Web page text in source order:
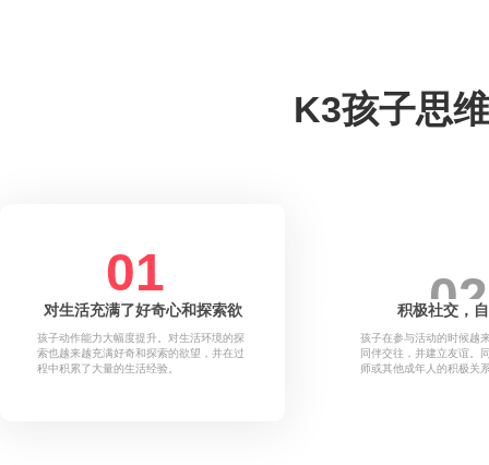
K3孩子思
01
对生活充满了好奇心和探索欲
孩子动作能力大幅度提升。对生活环境的探
索也越来越充满好奇和探索的欲望，并在过
程中积累了大量的生活经验。
02
积极社交，
孩子在参与活动的时候越
同伴交往，并建立友谊。
师或其他成年人的积极关